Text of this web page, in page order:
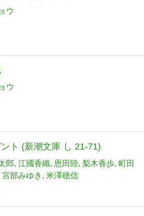
ウ
ウ
ト (新潮文庫 し 21-71)
郎 江國香織 恩田陸 梨木香歩 町田
宮部みゆき 米澤穂信